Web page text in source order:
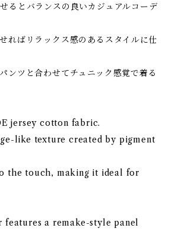
るとバランスの良いカジュアルコーデ
ればリラックス感のあるスタイルに仕
ンツと合わせてチュニック感覚で着る
jersey cotton fabric.
like texture created by pigment
the touch, making it ideal for
a remake-style panel